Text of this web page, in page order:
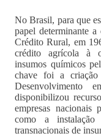
No Brasil, para que
papel determinante
Crédito Rural, em
crédito agrícola à
insumos químicos
chave foi a
disponibilizou
empresas nacionais
como a instalação
transnacionais de